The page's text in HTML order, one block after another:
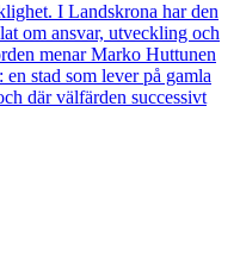
I Landskrona har den
om ansvar, utveckling och
menar Marko Huttunen
stad som lever på gamla
där välfärden successivt